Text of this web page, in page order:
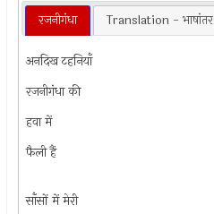
रजनीगंधा Translation - भाषांतर
अनदिख टहनियाँ
रजनीगंधा की
हवा में
फैली हैं
साँसों में मेरी